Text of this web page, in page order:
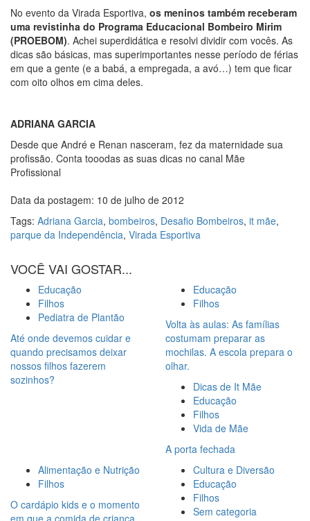
No evento da Virada Esportiva, os meninos também receberam
uma revistinha do Programa Educacional Bombeiro Mirim
(PROEBOM). Achei superdidática e resolvi dividir com vocês. As
dicas são básicas, mas superimportantes nesse período de férias
em que a gente (e a babá, a empregada, a avó…) tem que ficar
com oito olhos em cima deles.
ADRIANA GARCIA
Desde que André e Renan nasceram, fez da maternidade sua
profissão. Conta tooodas as suas dicas no canal Mãe
Profissional
Data da postagem: 10 de julho de 2012
Tags: Adriana Garcia, bombeiros, Desafio Bombeiros, it mãe,
parque da Independência, Virada Esportiva
VOCÊ VAI GOSTAR...
Educação
Filhos
Pediatra de Plantão
Até onde devemos cuidar e
quando precisamos deixar
nossos filhos fazerem
sozinhos?
Educação
Filhos
Volta às aulas: As famílias
costumam preparar as
mochilas. A escola prepara o
olhar.
Dicas de It Mãe
Educação
Filhos
Vida de Mãe
A porta fechada
Alimentação e Nutrição
Filhos
O cardápio kids e o momento
Cultura e Diversão
Educação
Filhos
Sem categoria